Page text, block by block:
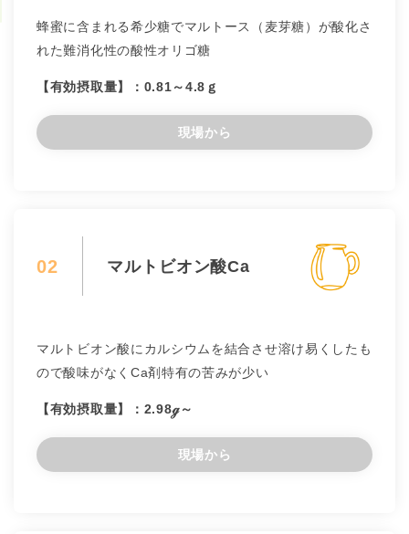
蜂蜜に含まれる希少糖でマルトース（麦芽糖）が酸化さ
れた難消化性の酸性オリゴ糖
【有効摂取量】：0.81～4.8ｇ
現場から
02 マルトビオン酸Ca
マルトビオン酸にカルシウムを結合させ溶け易くしたも
ので酸味がなくCa剤特有の苦みが少い
【有効摂取量】：2.98ℊ～
現場から